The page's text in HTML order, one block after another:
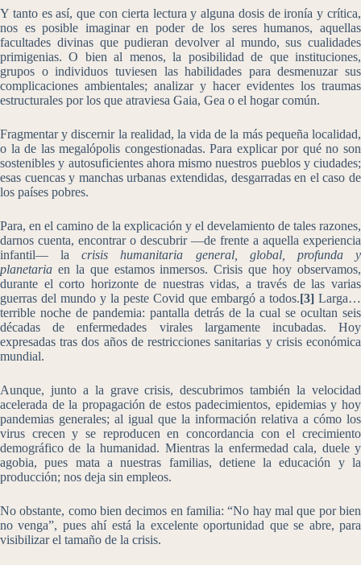
Y tanto es así, que con cierta lectura y alguna dosis de ironía y crítica,
nos es posible imaginar en poder de los seres humanos, aquellas
facultades divinas que pudieran devolver al mundo, sus cualidades
primigenias. O bien al menos, la posibilidad de que instituciones,
grupos o individuos tuviesen las habilidades para desmenuzar sus
complicaciones ambientales; analizar y hacer evidentes los traumas
estructurales por los que atraviesa Gaia, Gea o el hogar común.
Fragmentar y discernir la realidad, la vida de la más pequeña localidad,
o la de las megalópolis congestionadas. Para explicar por qué no son
sostenibles y autosuficientes ahora mismo nuestros pueblos y ciudades;
esas cuencas y manchas urbanas extendidas, desgarradas en el caso de
los países pobres.
Para, en el camino de la explicación y el develamiento de tales razones,
darnos cuenta, encontrar o descubrir ―de frente a aquella experiencia
infantil― lacrisis humanitaria general, global, profunda y
planetaria en la que estamos inmersos. Crisis que hoy observamos,
durante el corto horizonte de nuestras vidas, a través de las varias
guerras del mundo y la peste Covid que embargó a todos.[3] Larga…
terrible noche de pandemia: pantalla detrás de la cual se ocultan seis
décadas de enfermedades virales largamente incubadas. Hoy
expresadas tras dos años de restricciones sanitarias y crisis económica
mundial.
Aunque, junto a la grave crisis, descubrimos también la velocidad
acelerada de la propagación de estos padecimientos, epidemias y hoy
pandemias generales; al igual que la información relativa a cómo los
virus crecen y se reproducen en concordancia con el crecimiento
demográfico de la humanidad. Mientras la enfermedad cala, duele y
agobia, pues mata a nuestras familias, detiene la educación y la
producción; nos deja sin empleos.
No obstante, como bien decimos en familia: “No hay mal que por bien
no venga”, pues ahí está la excelente oportunidad que se abre, para
visibilizar el tamaño de la crisis.